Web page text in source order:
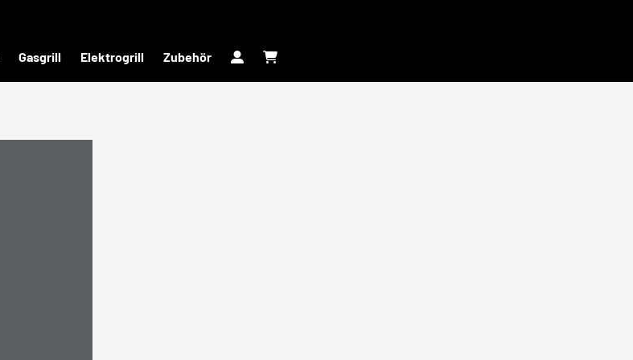
Gasgrill Elektrogrill Zubehör